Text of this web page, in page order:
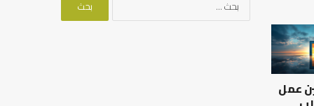
العلاقة
العلمية
بين
الإمام
مالكعمل